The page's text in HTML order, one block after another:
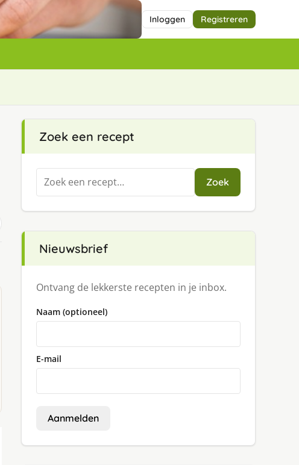
Inloggen Registreren
Zoek een recept
Zoeken
naar:
Zoek
Nieuwsbrief
Ontvang de lekkerste recepten in je inbox.
Naam (optioneel)
E-mail
Aanmelden